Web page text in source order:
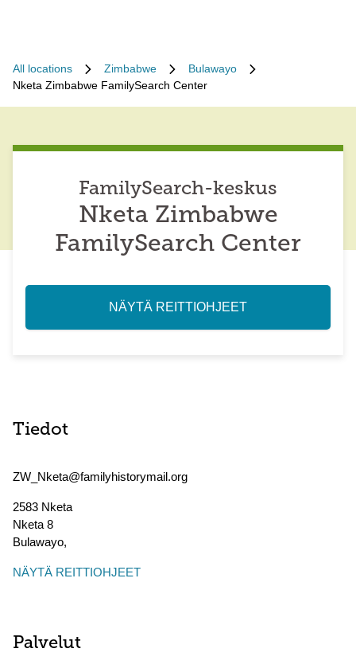
All locations Zimbabwe
Bulawayo
Nketa Zimbabwe FamilySearch Center
FamilySearch-keskus
Nketa Zimbabwe
FamilySearch Center
NÄYTÄ REITTIOHJEET
Tiedot
ZW_Nketa@familyhistorymail.org
2583 Nketa
Nketa 8
Bulawayo,
NÄYTÄ REITTIOHJEET
Palvelut